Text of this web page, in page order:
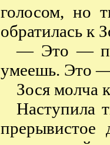
голосом, но
обратилась к
— Это —
умеешь. Это
Зося молча
Наступила